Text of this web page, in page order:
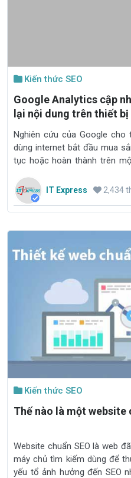
Kiến thức SEO
Google Analytics cập
lại nội dung trên thiết bị
Nghiên cứu của Google
dùng internet bắt đầu mua
tục hoặc hoàn thành trên
thực hiện mua hàng nhưng
thiết bị khác có thể là máy
mua hàng.
IT Express 2,434
Kiến thức SEO
Thế nào là một website
Website chuẩn SEO là web
máy chủ tìm kiếm dùng để
yếu tổ ảnh hưởng đến SEO